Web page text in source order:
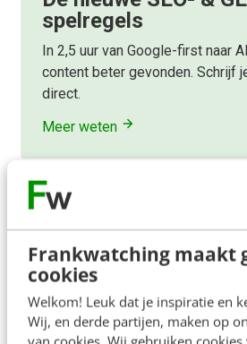
Frankwatching maakt
cookies
Welkom! Leuk dat je inspiratie en
Wij, en derde partijen, maken op
spelregels
In 2,5 uur van Google-first naar
content beter gevonden. Schrijf
direct.
Meer weten